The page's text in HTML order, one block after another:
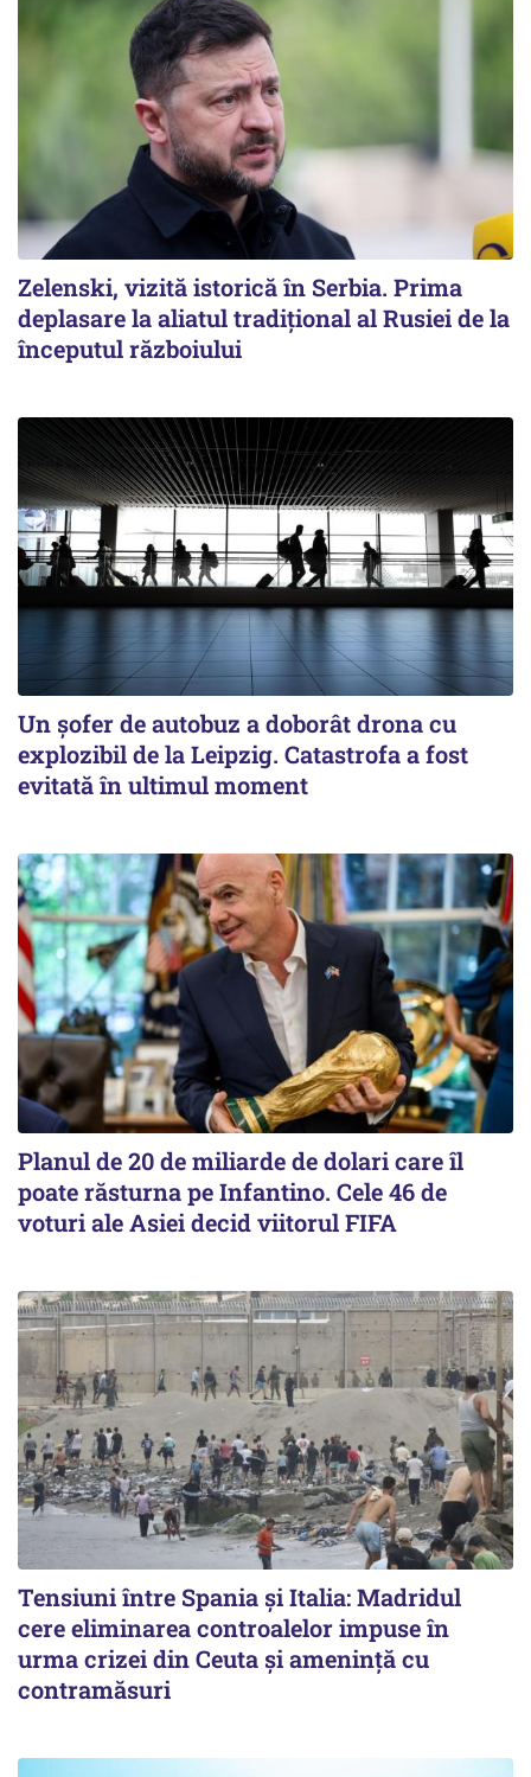
Zelenski, vizită istorică în Serbia. Prima
deplasare la aliatul tradițional al Rusiei de la
începutul războiului
Un șofer de autobuz a doborât drona cu
explozibil de la Leipzig. Catastrofa a fost
evitată în ultimul moment
Planul de 20 de miliarde de dolari care îl
poate răsturna pe Infantino. Cele 46 de
voturi ale Asiei decid viitorul FIFA
Tensiuni între Spania și Italia: Madridul
cere eliminarea controalelor impuse în
urma crizei din Ceuta și amenință cu
contramăsuri